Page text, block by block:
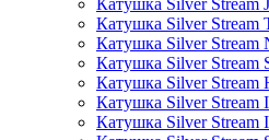
Катушка Silver Stream
Катушка Silver Stream
Катушка Silver
Катушка Silver Stream
Катушка Silver Stream
Катушка Silver Stream
Катушка Silver Stream